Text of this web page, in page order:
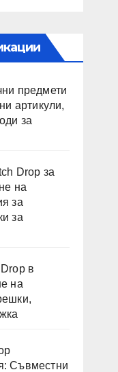
предмети
артикули,
за
Drop за
на
за
за
в
на
Съвместни